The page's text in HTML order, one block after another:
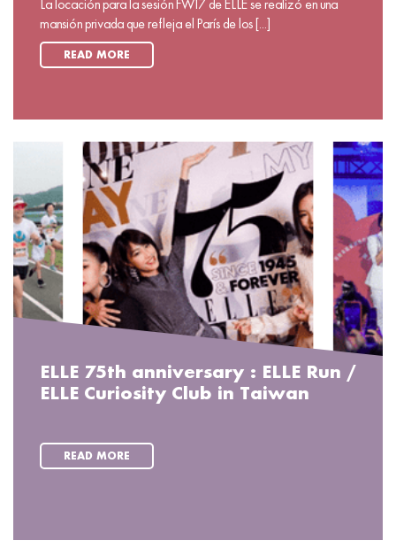
La locación para la sesión FW17 de ELLE se realizó en una
mansión privada que refleja el París de los [...]
READ MORE
ELLE 75th anniversary : ELLE Run /
ELLE Curiosity Club in Taiwan
READ MORE